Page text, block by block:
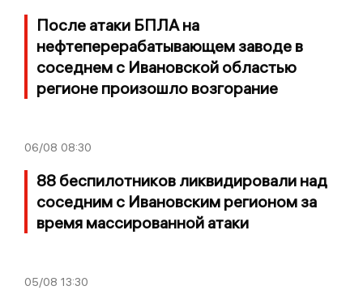
После атаки БПЛА на
нефтеперерабатывающем заводе в
соседнем с Ивановской областью
регионе произошло возгорание
06/08 08:30
88 беспилотников ликвидировали над
соседним с Ивановским регионом за
время массированной атаки
05/08 13:30